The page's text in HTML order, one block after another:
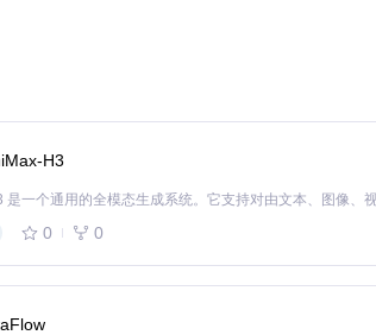
的 macOS 安装介质制作中心。
的解决方案，使其能够轻松维护企业内所有
H3
0 0